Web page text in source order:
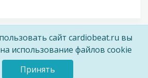
|Блог кардиолога|Условия и
сайт cardiobeat.ru вы
использование файлов cookie
Принять